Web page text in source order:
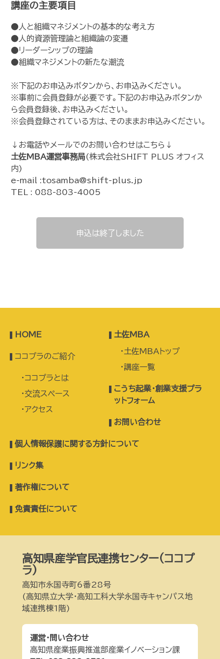
講座の主要項目
●人と組織マネジメントの基本的な考え方
●人的資源管理論と組織論の変遷
●リーダーシップの理論
●組織マネジメントの新たな潮流
※下記のお申込みボタンから、お申込みください。
※事前に会員登録が必要です。下記のお申込みボタンか
ら会員登録後、お申込みください。
※会員登録されている方は、そのままお申込みください。
↓お電話やメールでのお問い合わせはこちら↓
土佐MBA運営事務局(株式会社SHIFT PLUS オフィス
内)
e-mail :tosamba@shift-plus.jp
TEL : 088-803-4005
申込は終了しました
HOME
ココプラのご紹介
ココプラとは
交流スペース
アクセス
土佐MBA
土佐MBAトップ
講座一覧
こうち起業・創業支援プラ
ットフォーム
お問い合わせ
個人情報保護に関する方針について
リンク集
著作権について
免責責任について
高知県産学官民連携センター(ココプ
ラ)
高知市永国寺町6番28号
(高知県立大学・高知工科大学永国寺キャンパス地
域連携棟1階)
運営・問い合わせ
高知県産業振興推進部産業イノベーション課